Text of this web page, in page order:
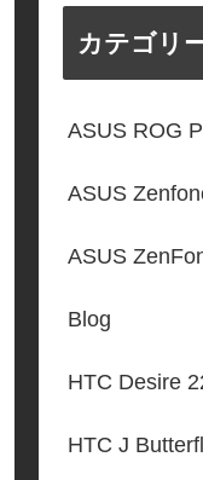
カテゴリ
ASUS ROG
ASUS
ASUS
Blog
HTC Desire
HTC J